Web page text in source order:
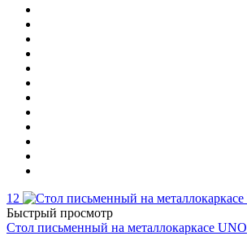
12
Быстрый просмотр
Стол письменный на металлокаркасе UNO